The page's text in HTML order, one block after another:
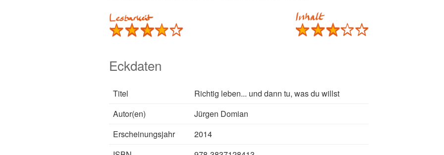
Eckdaten
Titel
Richtig leben... und dann tu, was du willst
Autor(en)
Jürgen Domian
Erscheinungsjahr
2014